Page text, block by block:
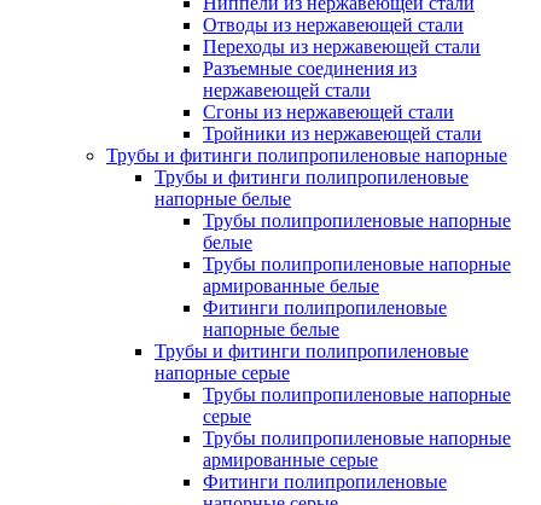
Отводы из нержавеющей стали
Переходы из нержавеющей стали
Разъемные соединения из
нержавеющей стали
Сгоны из нержавеющей стали
Тройники из нержавеющей стали
Трубы и фитинги полипропиленовые напорные
Трубы и фитинги полипропиленовые
напорные белые
Трубы полипропиленовые напорные
белые
Трубы полипропиленовые напорные
армированные белые
Фитинги полипропиленовые
напорные белые
Трубы и фитинги полипропиленовые
напорные серые
Трубы полипропиленовые напорные
серые
Трубы полипропиленовые напорные
армированные серые
Фитинги полипропиленовые